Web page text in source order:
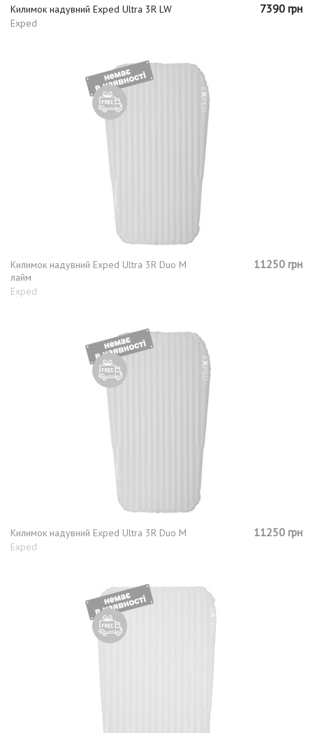
Килимок надувний Exped Ultra 3R LW
Exped
7390 грн
Килимок надувний Exped Ultra 3R Duo M
лайм
Exped
11250 грн
Килимок надувний Exped Ultra 3R Duo M
Exped
11250 грн